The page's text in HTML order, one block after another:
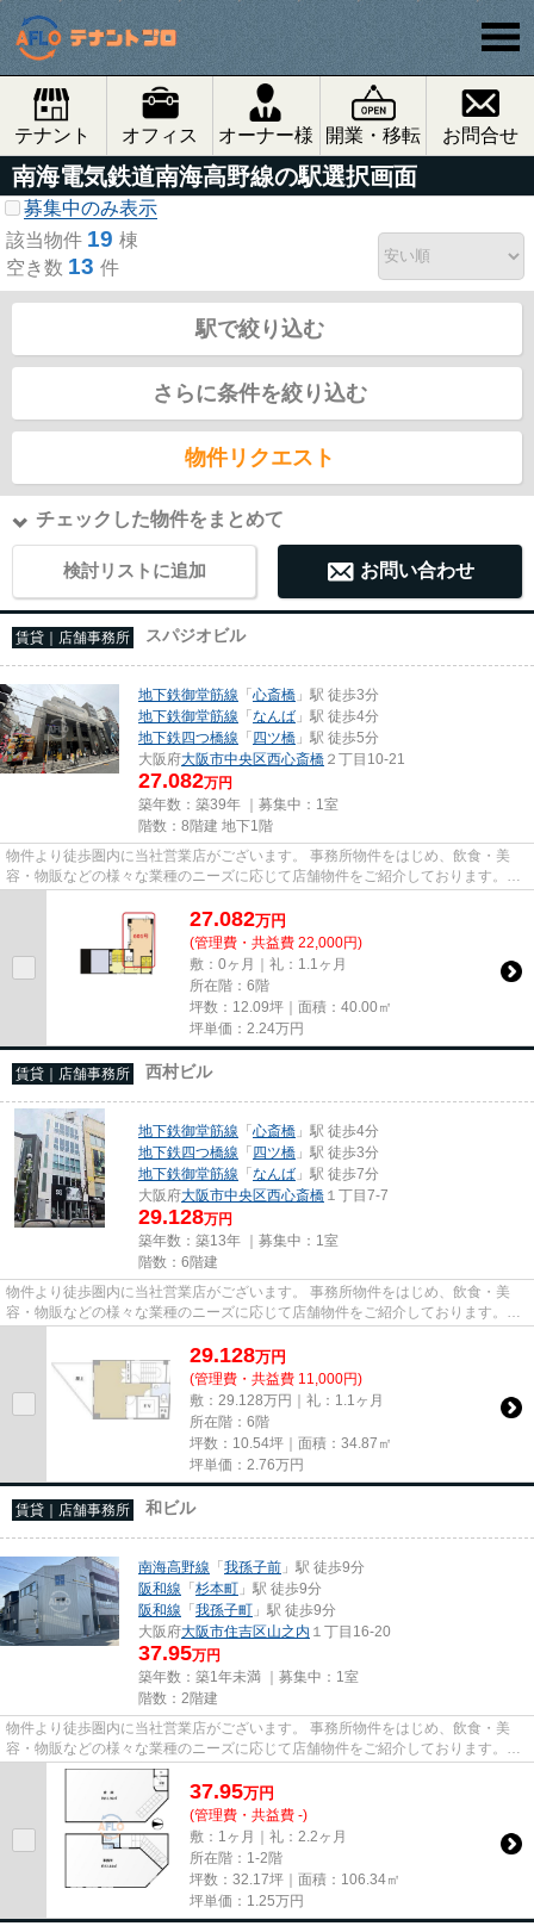
テナント オフィス オーナー様 開業・移転 お問合せ
南海電気鉄道南海高野線の駅選択画面
募集中のみ表示
該当物件 19 棟
空き数 13 件
駅で絞り込む
さらに条件を絞り込む
物件リクエスト
チェックした物件をまとめて
検討リストに追加 お問い合わせ
賃貸｜店舗事務所 スパジオビル
地下鉄御堂筋線 「心斎橋 」駅 徒歩3分
地下鉄御堂筋線 「なんば 」駅 徒歩4分
地下鉄四つ橋線 「四ツ橋 」駅 徒歩5分
大阪府大阪市中央区西心斎橋 ２丁目10-21
27.082万円
築年数：築39年 ｜募集中： 1室
階数：8階建 地下1階
物件より徒歩圏内に当社営業店がございます。 事務所物件をはじめ、飲食・美
容・物販などの様々な業種のニーズに応じて店舗物件をご紹介しております。
尚、弊社ではおとり広告は一切...
27.082万円
(管理費・共益費 22,000円)
敷：0ヶ月｜礼：1.1ヶ月
所在階：6階
坪数：12.09坪｜面積：40.00㎡
坪単価： 2.24万円
賃貸｜店舗事務所 西村ビル
地下鉄御堂筋線 「心斎橋 」駅 徒歩4分
地下鉄四つ橋線 「四ツ橋 」駅 徒歩3分
地下鉄御堂筋線 「なんば 」駅 徒歩7分
大阪府大阪市中央区西心斎橋 １丁目7-7
29.128万円
築年数：築13年 ｜募集中： 1室
階数：6階建
物件より徒歩圏内に当社営業店がございます。 事務所物件をはじめ、飲食・美
容・物販などの様々な業種のニーズに応じて店舗物件をご紹介しております。
尚、弊社ではおとり広告は一切...
29.128万円
(管理費・共益費 11,000円)
敷：29.128万円｜礼：1.1ヶ月
所在階：6階
坪数：10.54坪｜面積：34.87㎡
坪単価： 2.76万円
賃貸｜店舗事務所 和ビル
南海高野線 「我孫子前 」駅 徒歩9分
阪和線 「杉本町 」駅 徒歩9分
阪和線 「我孫子町 」駅 徒歩9分
大阪府大阪市住吉区山之内 １丁目16-20
37.95万円
築年数：築1年未満 ｜募集中： 1室
階数：2階建
物件より徒歩圏内に当社営業店がございます。 事務所物件をはじめ、飲食・美
容・物販などの様々な業種のニーズに応じて店舗物件をご紹介しております。
尚、弊社ではおとり広告は一切...
37.95万円
(管理費・共益費 -)
敷：1ヶ月｜礼：2.2ヶ月
所在階：1-2階
坪数：32.17坪｜面積：106.34㎡
坪単価： 1.25万円